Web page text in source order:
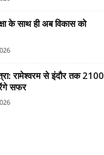
के साथ ही अब विकास को
रामेश्वरम से इंदौर तक 2100
सफर